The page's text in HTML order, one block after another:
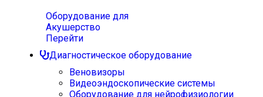
Оборудование для
Акушерство
Перейти
Диагностическое оборудование
Веновизоры
Видеоэндоскопические системы
Оборудование для нейрофизиологии